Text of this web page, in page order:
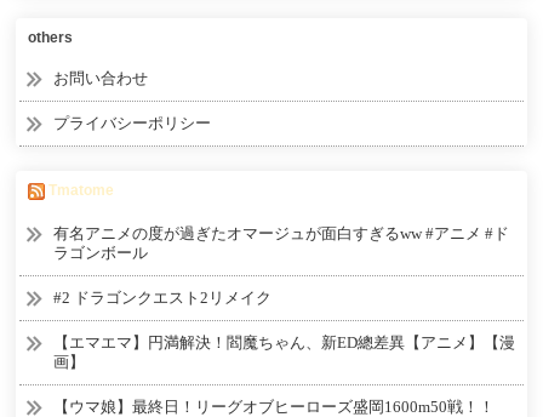
others
お問い合わせ
プライバシーポリシー
Tmatome
有名アニメの度が過ぎたオマージュが面白すぎるww #アニメ #ド
ラゴンボール
#2 ドラゴンクエスト2リメイク
【エマエマ】円満解決！閻魔ちゃん、新ED總差異【アニメ】【漫
画】
【ウマ娘】最終日！リーグオブヒーローズ盛岡1600m50戦！！